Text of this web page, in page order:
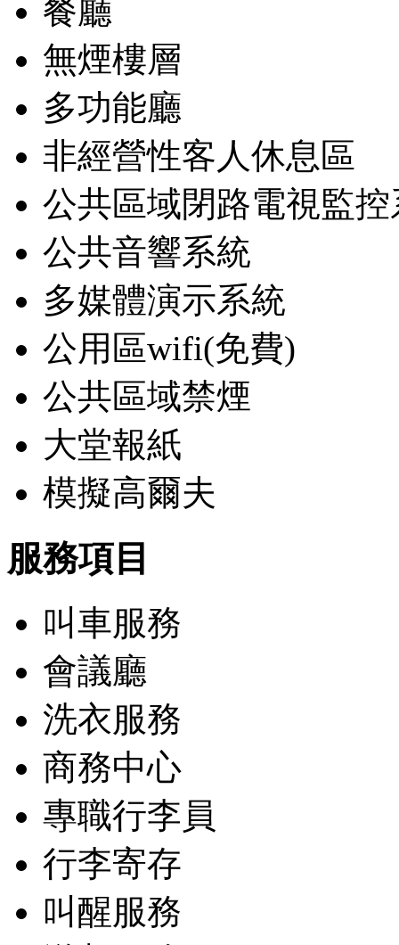
餐廳
無煙樓層
多功能廳
非經營性客人休息區
公共區域閉路電視監控
公共音響系統
多媒體演示系統
公用區wifi(免費)
公共區域禁煙
大堂報紙
模擬高爾夫
服務項目
叫車服務
會議廳
洗衣服務
商務中心
專職行李員
行李寄存
叫醒服務